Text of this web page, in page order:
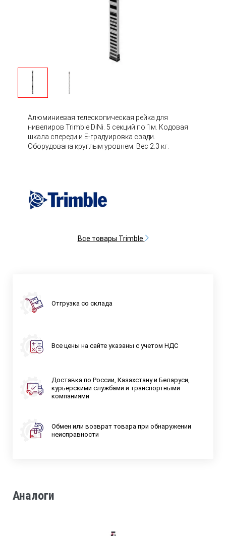
Алюминиевая телескопическая рейка для
нивелиров Trimble DiNi. 5 секций по 1м. Кодовая
шкала спереди и Е-градуировка сзади.
Оборудована круглым уровнем. Вес 2.3 кг.
Все товары Trimble
Отгрузка со склада
Все цены на сайте указаны с учетом НДС
Доставка по России, Казахстану и Беларуси,
курьерскими службами и транспортными
компаниями
Обмен или возврат товара при обнаружении
неисправности
Аналоги